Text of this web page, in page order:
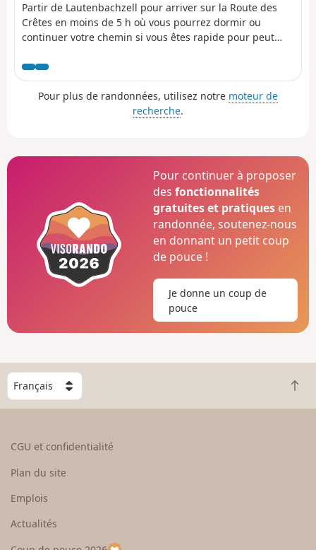
Partir de Lautenbachzell pour arriver sur la Route des
Crêtes en moins de 5 h où vous pourrez dormir ou
continuer votre chemin si vous êtes rapide pour peut
Pour plus de randonnées, utilisez notre moteur de
recherche.
Pour continuer à proposer
desfonctionnalités
gratuites et pratiques en
randonnée, soutenez-nous
en donnant un petit coup
de pouce !
Je donne un coup de
pouce
C
h
o
e
u
R
e
CGU et confidentialité
Plan du site
Emplois
Actualités